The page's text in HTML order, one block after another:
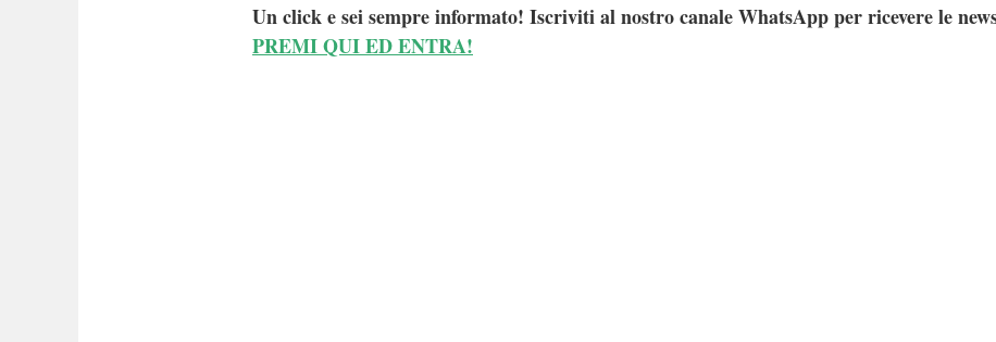
Un click e sei sempre informato! Iscriviti al nostro canale WhatsApp per ricevere le
PREMI QUI ED ENTRA!